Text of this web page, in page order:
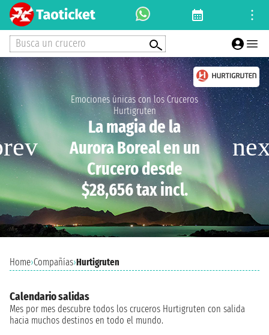
Busca un crucero
Emociones únicas con los Cruceros
Hurtigruten
La magia de la
Aurora Boreal en un
Crucero desde
$28,656 tax incl.
Home›Compañías›Hurtigruten
Calendario salidas
Mes por mes descubre todos los cruceros Hurtigruten con salida
hacia muchos destinos en todo el mundo.